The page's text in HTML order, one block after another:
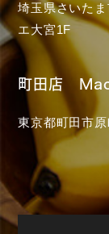
埼玉県さいた
エ大宮1F
町田店
東京都町田市